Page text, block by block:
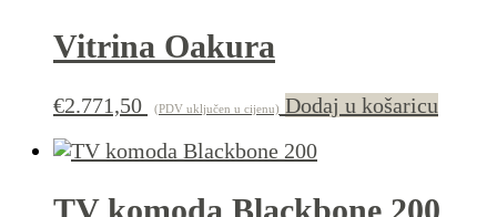
Vitrina Oakura
€2.771,50 (PDV uključen u cijenu) Dodaj u košaricu
TV komoda Blackbone 200